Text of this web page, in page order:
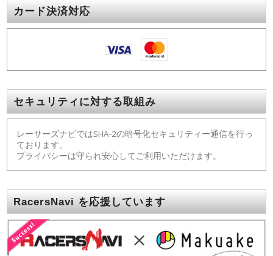
カード決済対応
セキュリティに対する取組み
レーサーズナビではSHA-2の暗号化セキュリティー通信を行っ
ております。
プライバシーは守られ安心してご利用いただけます。
RacersNavi を応援しています